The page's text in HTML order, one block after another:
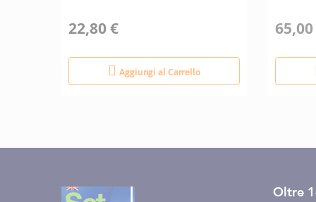
22,80 €
Aggiungi al Carrello
Oltre